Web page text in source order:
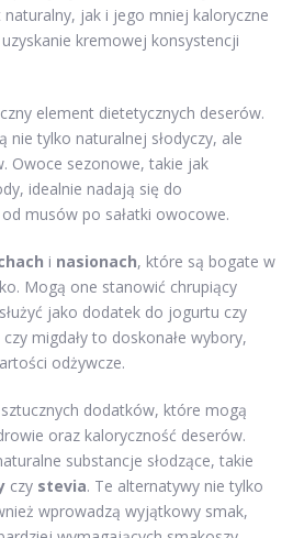
jak i jego mniej kaloryczne
kremowej konsystencji
element dietetycznych deserów.
nie tylko naturalnej słodyczy, ale
Owoce sezonowe, takie jak
idealnie nadają się do
musów po sałatki owocowe.
i nasionach, które są bogate w
Mogą one stanowić chrupiący
jako dodatek do jogurtu czy
migdały to doskonałe wybory,
odżywcze.
dodatków, które mogą
oraz kaloryczność deserów.
substancje słodzące, takie
czy stevia. Te alternatywy nie tylko
wprowadzą wyjątkowy smak,